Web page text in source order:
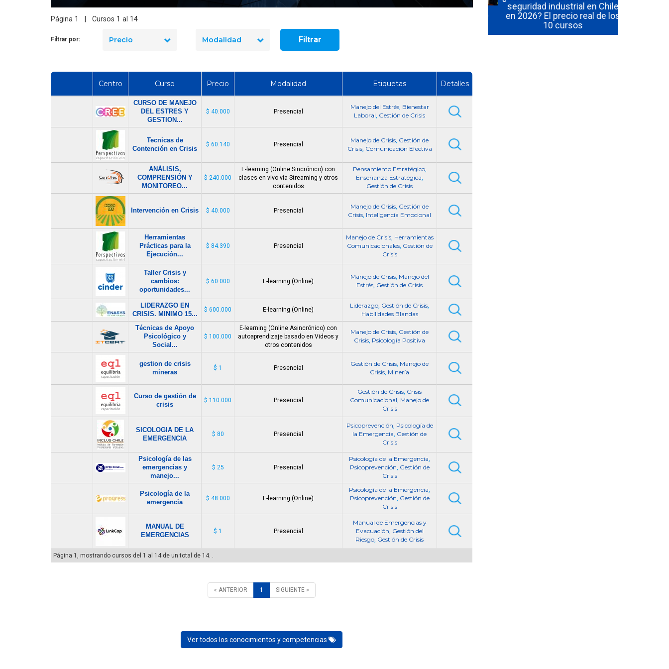
Página 1 | Cursos 1 al 14
Filtrar por: Precio Modalidad Filtrar
Centro Curso Precio Modalidad Etiquetas Detalles
CURSO DE MANEJO
DEL ESTRES Y
GESTION...
$ 40.000 Presencial
Manejo del Estrés, Bienestar
Laboral, Gestión de Crisis
Tecnicas de
Contención en Crisis
$ 60.140 Presencial
Manejo de Crisis, Gestión de
Crisis, Comunicación Efectiva
ANÁLISIS,
COMPRENSIÓN Y
MONITOREO...
$ 240.000
E-learning (Online Sincrónico) con
clases en vivo vía Streaming y otros
contenidos
Pensamiento Estratégico,
Enseñanza Estratégica,
Gestión de Crisis
Intervención en Crisis $ 40.000 Presencial
Manejo de Crisis, Gestión de
Crisis, Inteligencia Emocional
Herramientas
Prácticas para la
Ejecución...
$ 84.390 Presencial
Manejo de Crisis, Herramientas
Comunicacionales, Gestión de
Crisis
Taller Crisis y
cambios:
oportunidades...
$ 60.000 E-learning (Online)
Manejo de Crisis, Manejo del
Estrés, Gestión de Crisis
LIDERAZGO EN
CRISIS. MINIMO 15...
$ 600.000 E-learning (Online)
Liderazgo, Gestión de Crisis,
Habilidades Blandas
Técnicas de Apoyo
Psicológico y
Social...
$ 100.000
E-learning (Online Asincrónico) con
autoaprendizaje basado en Videos y
otros contenidos
Manejo de Crisis, Gestión de
Crisis, Psicología Positiva
gestion de crisis
mineras
$ 1 Presencial
Gestión de Crisis, Manejo de
Crisis, Minería
Curso de gestión de
crisis
$ 110.000 Presencial
Gestión de Crisis, Crisis
Comunicacional, Manejo de
Crisis
SICOLOGIA DE LA
EMERGENCIA
$ 80 Presencial
Psicoprevención, Psicología de
la Emergencia, Gestión de
Crisis
Psicología de las
emergencias y
manejo...
$ 25 Presencial
Psicología de la Emergencia,
Psicoprevención, Gestión de
Crisis
Psicología de la
emergencia
$ 48.000 E-learning (Online)
Psicología de la Emergencia,
Psicoprevención, Gestión de
Crisis
MANUAL DE
EMERGENCIAS
$ 1 Presencial
Manual de Emergencias y
Evacuación, Gestión del
Riesgo, Gestión de Crisis
Página 1, mostrando cursos del 1 al 14 de un total de 14. .
« ANTERIOR 1 SIGUIENTE »
Ver todos los conocimientos y competencias
seguridad industrial en Chile
en 2026? El precio real de los
10 cursos